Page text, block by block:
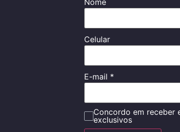
Nome
Celular
E-mail *
Concordo em receber
exclusivos